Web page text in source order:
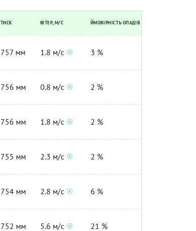
ТИСК ВІТЕР, М/С ЙМОВІРНІСТЬ ОПАДІВ
757 мм 1.8 м/с 3 %
756 мм 0.8 м/с 2 %
756 мм 1.8 м/с 2 %
755 мм 2.3 м/с 2 %
754 мм 2.8 м/с 6 %
752 мм 5.6 м/с 21 %